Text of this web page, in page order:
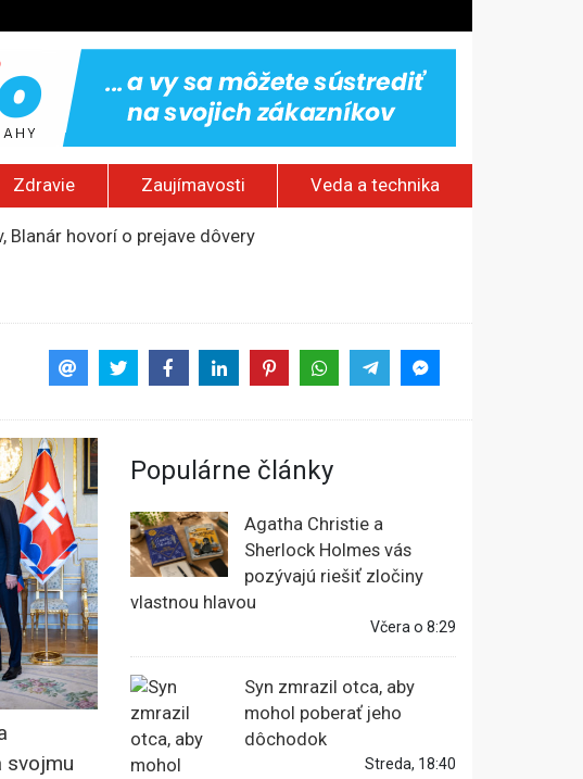
Zdravie Zaujímavosti Veda a technika
Blanár hovorí o prejave dôvery
kňazmi
svojmu
Populárne články
Agatha Christie a
Sherlock Holmes vás
pozývajú riešiť zločiny
vlastnou hlavou
Včera o 8:29
Syn zmrazil otca, aby
mohol poberať jeho
dôchodok
Streda, 18:40